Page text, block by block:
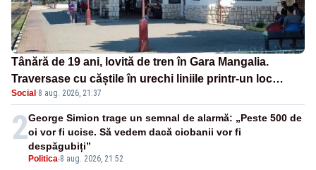
Tânără de 19 ani, lovită de tren în Gara Mangalia.
Traversase cu căștile în urechi liniile printr-un loc
nepermis
Social ·8 aug. 2026, 21:37
2
Politica-8 aug. 2026, 21:52
George Simion trage un semnal de alarmă: „Peste 500 de
oi vor fi ucise. Să vedem dacă ciobanii vor fi
despăgubiți”